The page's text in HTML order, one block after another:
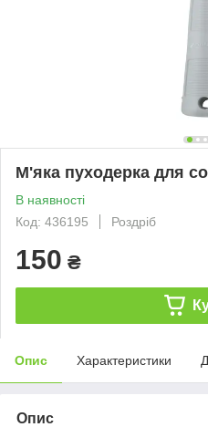
М'яка пуходерка для
В наявності
Код: 436195
Роздріб
150 ₴
Опис Характеристики
Опис